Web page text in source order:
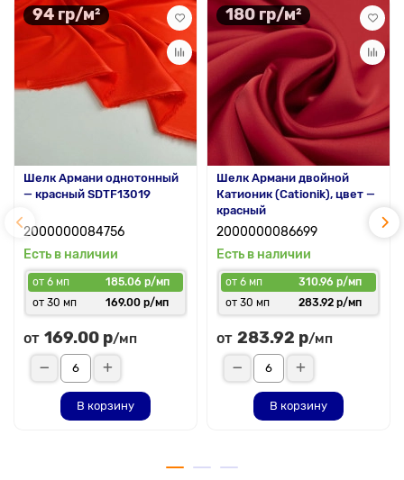
94 гр/м²
Шелк Армани однотонный
— красный SDTF13019
2000000084756
Есть в наличии
от 6 мп
185.06 р/мп
от 30 мп
169.00 р/мп
от 169.00 р/мп
В корзину
180 гр/м²
Шелк Армани двойной
Катионик (Cationik), цвет —
красный
2000000086699
Есть в наличии
от 6 мп
310.96 р/мп
от 30 мп
283.92 р/мп
от 283.92 р/мп
В корзину